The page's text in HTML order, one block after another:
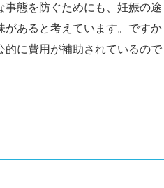
態を防ぐためにも、妊娠の途
があると考えています。ですか
的に費用が補助されているので